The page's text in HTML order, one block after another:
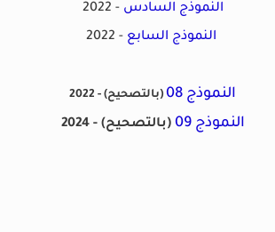
2022 -
2022 -
2022 - (بالتصحيح) النموذج 08
2024 - (بالتصحيح) النموذج 09